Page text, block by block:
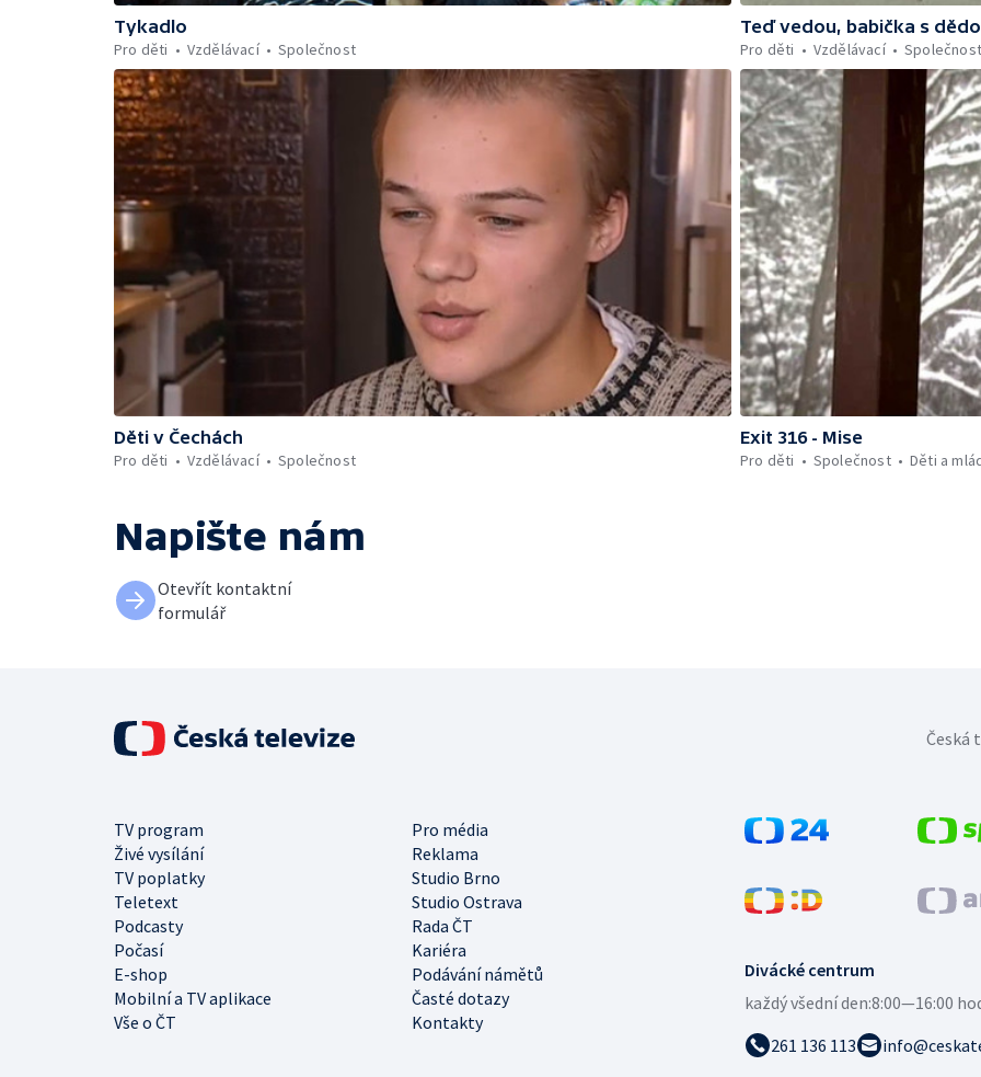
Tykadlo
Pro děti
Vzdělávací Společnost
Teď vedou, babička s
Pro děti
Vzdělávací
Děti v Čechách
Pro děti
Vzdělávací Společnost
Exit 316 - Mise
Pro děti
Společnost Děti a
Napište nám
Otevřít kontaktní
formulář
Divácké centrum
každý všední den:8:00—16:00
261 136 113
TV program
Pro média
Živé vysílání
Reklama
TV poplatky
Studio Brno
Teletext
Studio Ostrava
Podcasty
Rada ČT
Počasí
Kariéra
E-shop
Podávání námětů
Mobilní a TV aplikace
Časté dotazy
Vše o ČT
Kontakty
Česká